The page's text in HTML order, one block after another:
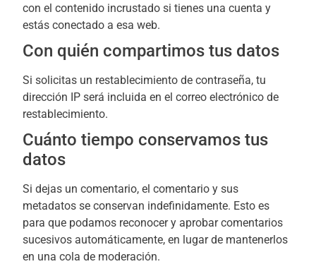
con el contenido incrustado si tienes una cuenta y
estás conectado a esa web.
Con quién compartimos tus datos
Si solicitas un restablecimiento de contraseña, tu
dirección IP será incluida en el correo electrónico de
restablecimiento.
Cuánto tiempo conservamos tus
datos
Si dejas un comentario, el comentario y sus
metadatos se conservan indefinidamente. Esto es
para que podamos reconocer y aprobar comentarios
sucesivos automáticamente, en lugar de mantenerlos
en una cola de moderación.